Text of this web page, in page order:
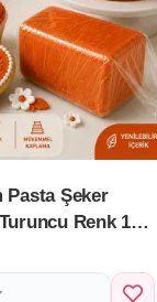
Pasta Şeker
Renk 1